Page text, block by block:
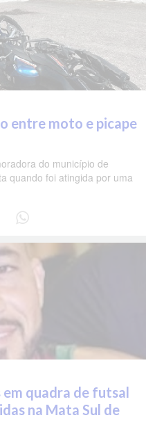
entre moto e picape
do município de
quando foi atingida por uma
quadra de futsal
na Mata Sul de